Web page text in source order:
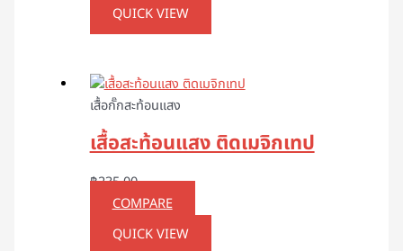
QUICK VIEW
เสื้อกั๊กสะท้อนแสง
เสื้อสะท้อนแสง ติดเมจิกเทป
฿235.00
COMPARE
QUICK VIEW